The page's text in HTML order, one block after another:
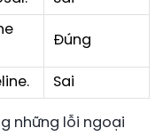
Đúng
Sai
những lỗi ngoại